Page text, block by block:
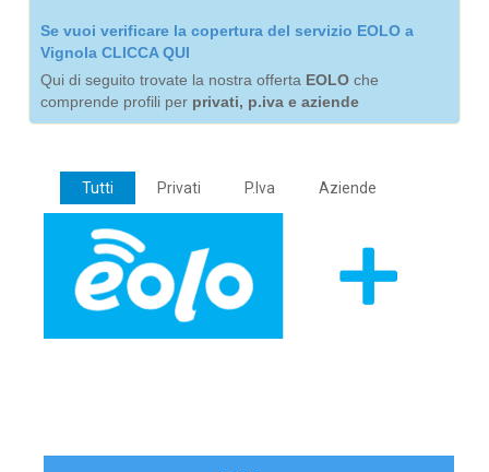
Se vuoi verificare la copertura del servizio EOLO a
Vignola CLICCA QUI
Qui di seguito trovate la nostra offerta EOLO che
comprende profili per privati, p.iva e aziende
Tutti Privati P.Iva Aziende